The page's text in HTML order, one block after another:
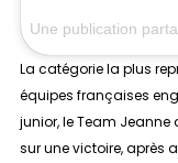
La catégorie la plus
équipes françaises
junior, le Team Jeanne
sur une victoire, après